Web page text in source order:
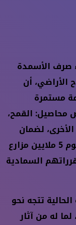
صرف الأسمدة
الأراضي، أن
مستمرة
محاصيل: القمح،
الأخرى، لضمان
وصول الدعم لمستحقيه، حيث يوجد اليوم 5 ملايين مزارع
السمادية
تتجه نحو
له من آثار